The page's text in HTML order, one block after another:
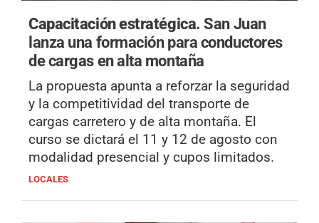
Capacitación estratégica.San Juan
lanza una formación para conductores
de cargas en alta montaña
La propuesta apunta a reforzar la seguridad
y la competitividad del transporte de
cargas carretero y de alta montaña. El
curso se dictará el 11 y 12 de agosto con
modalidad presencial y cupos limitados.
LOCALES